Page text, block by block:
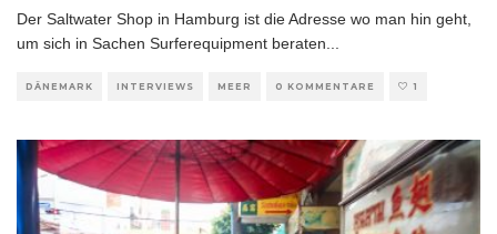
Der Saltwater Shop in Hamburg ist die Adresse wo man hin geht,
um sich in Sachen Surferequipment beraten...
DÄNEMARK INTERVIEWS MEER 0 KOMMENTARE 1